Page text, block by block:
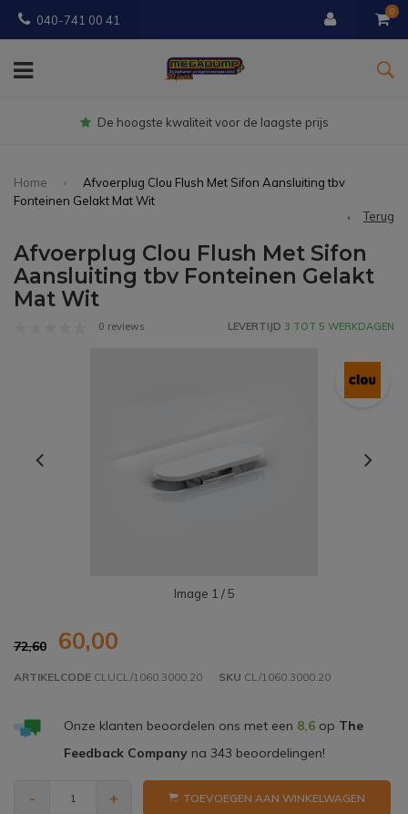
040-741 00 41
0
Gratisbezorgd vanaf € 150
Home
Afvoerplug Clou Flush Met Sifon Aansluiting tbv
Fonteinen Gelakt Mat Wit
Terug
Afvoerplug Clou Flush Met Sifon
Aansluiting tbv Fonteinen Gelakt
Mat Wit
0 reviews LEVERTIJD 3 TOT 5 WERKDAGEN
Image 1 / 5
72,60 60,00
ARTIKELCODE CLUCL/1060.3000.20 SKU CL/1060.3000.20
Onze klanten beoordelen ons met een 8,6op The
Feedback Companyna 343 beoordelingen!
- + TOEVOEGEN AAN WINKELWAGEN